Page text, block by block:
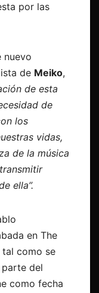
por las
nuevo
de Meiko,
de esta
de
los
vidas,
de la música
ella”.
en The
tal como se
del
como fecha